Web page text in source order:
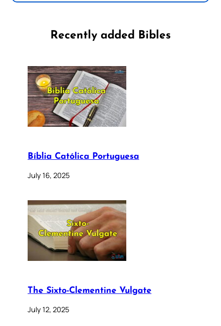
Recently added Bibles
Bíblia Católica Portuguesa
July 16, 2025
The Sixto-Clementine Vulgate
July 12, 2025